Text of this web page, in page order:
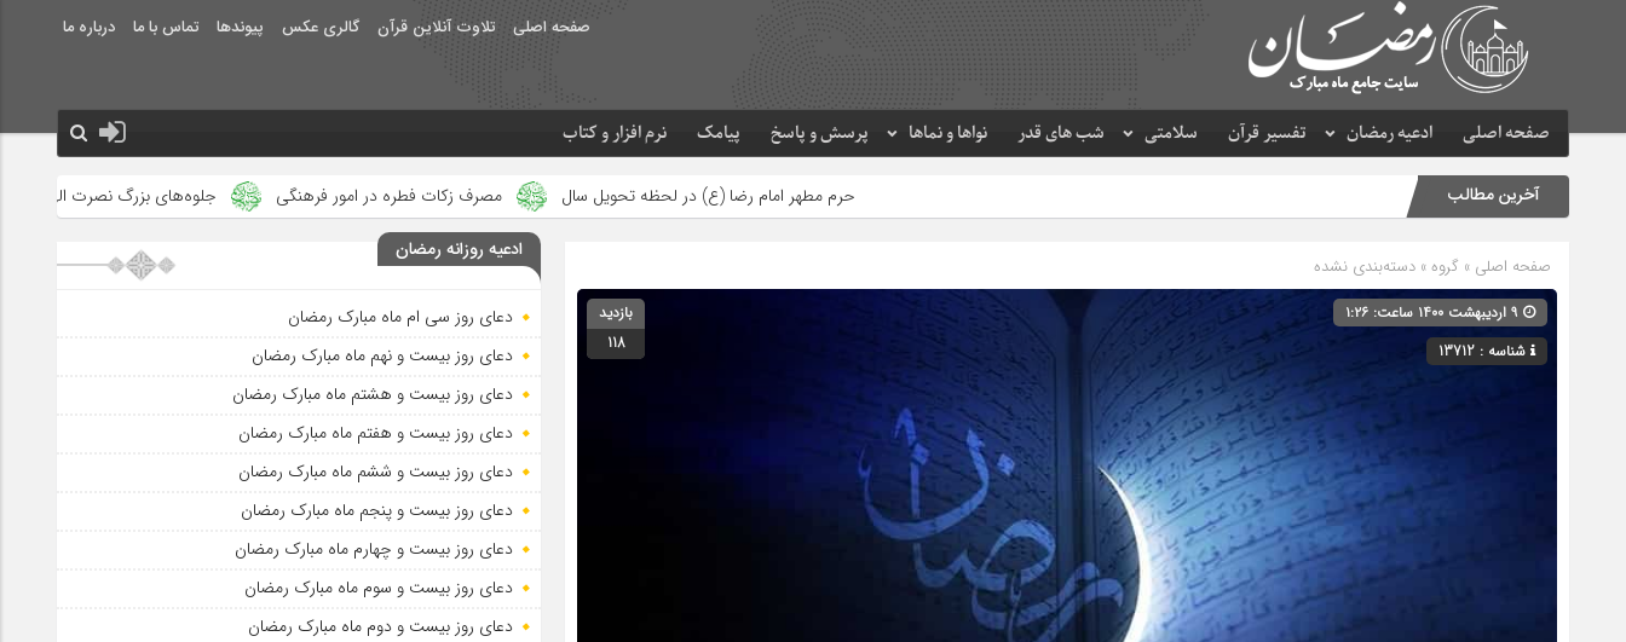
صفحه اصلی تلاوت آنلاین قرآن گالری عکس پیوندها تماس با ما درباره ما
صفحه اصلی ادعیه رمضان تفسیر قرآن سلامتی شب های قدر نواها و نماها پرسش و پاسخ پیامک نرم افزار و کتاب
آخرین مطالب حرم مطهر امام رضا (ع) در لحظه تحویل سال مصرف زکات فطره در امور فرهنگی جلوه‌های بزرگ نصرت الهی در ماه مبارک رمضان دیده
صفحه اصلی » گروه » دسته‌بندی نشده
شناسه : 13712
بازدید
118
ادعیه روزانه رمضان
دعای روز سی ام ماه مبارک رمضان
دعای روز بیست و نهم ماه مبارک رمضان
دعای روز بیست و هشتم ماه مبارک رمضان
دعای روز بیست و هفتم ماه مبارک رمضان
دعای روز بیست و ششم ماه مبارک رمضان
دعای روز بیست و پنجم ماه مبارک رمضان
دعای روز بیست و چهارم ماه مبارک رمضان
دعای روز بیست و سوم ماه مبارک رمضان
دعای روز بیست و دوم ماه مبارک رمضان